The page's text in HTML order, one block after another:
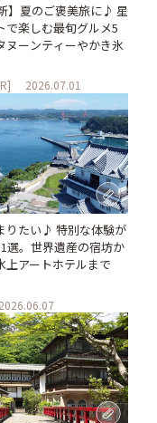
】夏のご褒美旅に♪ 星
で楽しむ最旬グルメ5
ヌーンティーやかき氷
2026.07.01
りたい♪ 特別な体験が
選。世界遺産の宿坊か
上アートホテルまで
2026.06.07